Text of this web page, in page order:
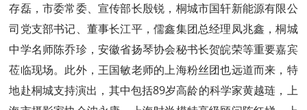
存磊，市委常委、宣传部长殷锐，桐城市国轩新能源有限公
司党支部书记、董事长江平，儒鑫集团总经理凤兆鑫，桐城
中学名师陈乔珍，安徽省扬琴协会秘书长贺皖荣等重要嘉宾
莅临现场。此外，王国敏老师的上海粉丝团也远道而来，特
地赴桐城支持演出，其中包括89岁高龄的科学家黄越琏，上